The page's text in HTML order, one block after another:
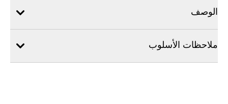
الوصف
ملاحظات الأسلوب